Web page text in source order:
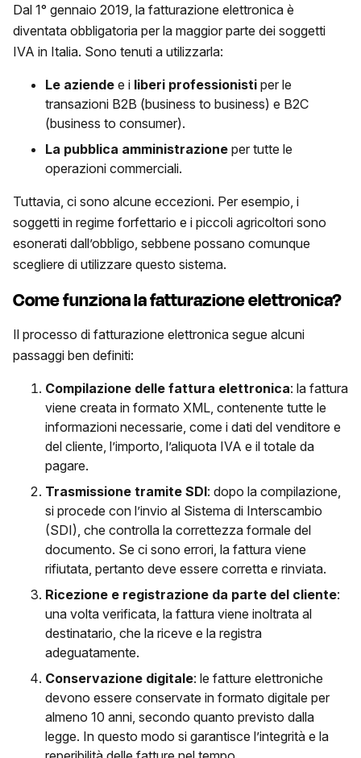
Dal 1° gennaio 2019, la fatturazione elettronica è
diventata obbligatoria per la maggior parte dei soggetti
IVA in Italia. Sono tenuti a utilizzarla:
Le aziende e i liberi professionisti per le
transazioni B2B (business to business) e B2C
(business to consumer).
La pubblica amministrazione per tutte le
operazioni commerciali.
Tuttavia, ci sono alcune eccezioni. Per esempio, i
soggetti in regime forfettario e i piccoli agricoltori sono
esonerati dall’obbligo, sebbene possano comunque
scegliere di utilizzare questo sistema.
Come funziona la fatturazione elettronica?
Il processo di fatturazione elettronica segue alcuni
passaggi ben definiti:
Compilazione delle fattura elettronica: la fattura
viene creata in formato XML, contenente tutte le
informazioni necessarie, come i dati del venditore e
del cliente, l’importo, l’aliquota IVA e il totale da
pagare.
Trasmissione tramite SDI: dopo la compilazione,
si procede con l’invio al Sistema di Interscambio
(SDI), che controlla la correttezza formale del
documento. Se ci sono errori, la fattura viene
rifiutata, pertanto deve essere corretta e rinviata.
Ricezione e registrazione da parte del cliente:
una volta verificata, la fattura viene inoltrata al
destinatario, che la riceve e la registra
adeguatamente.
Conservazione digitale: le fatture elettroniche
devono essere conservate in formato digitale per
almeno 10 anni, secondo quanto previsto dalla
legge. In questo modo si garantisce l’integrità e la